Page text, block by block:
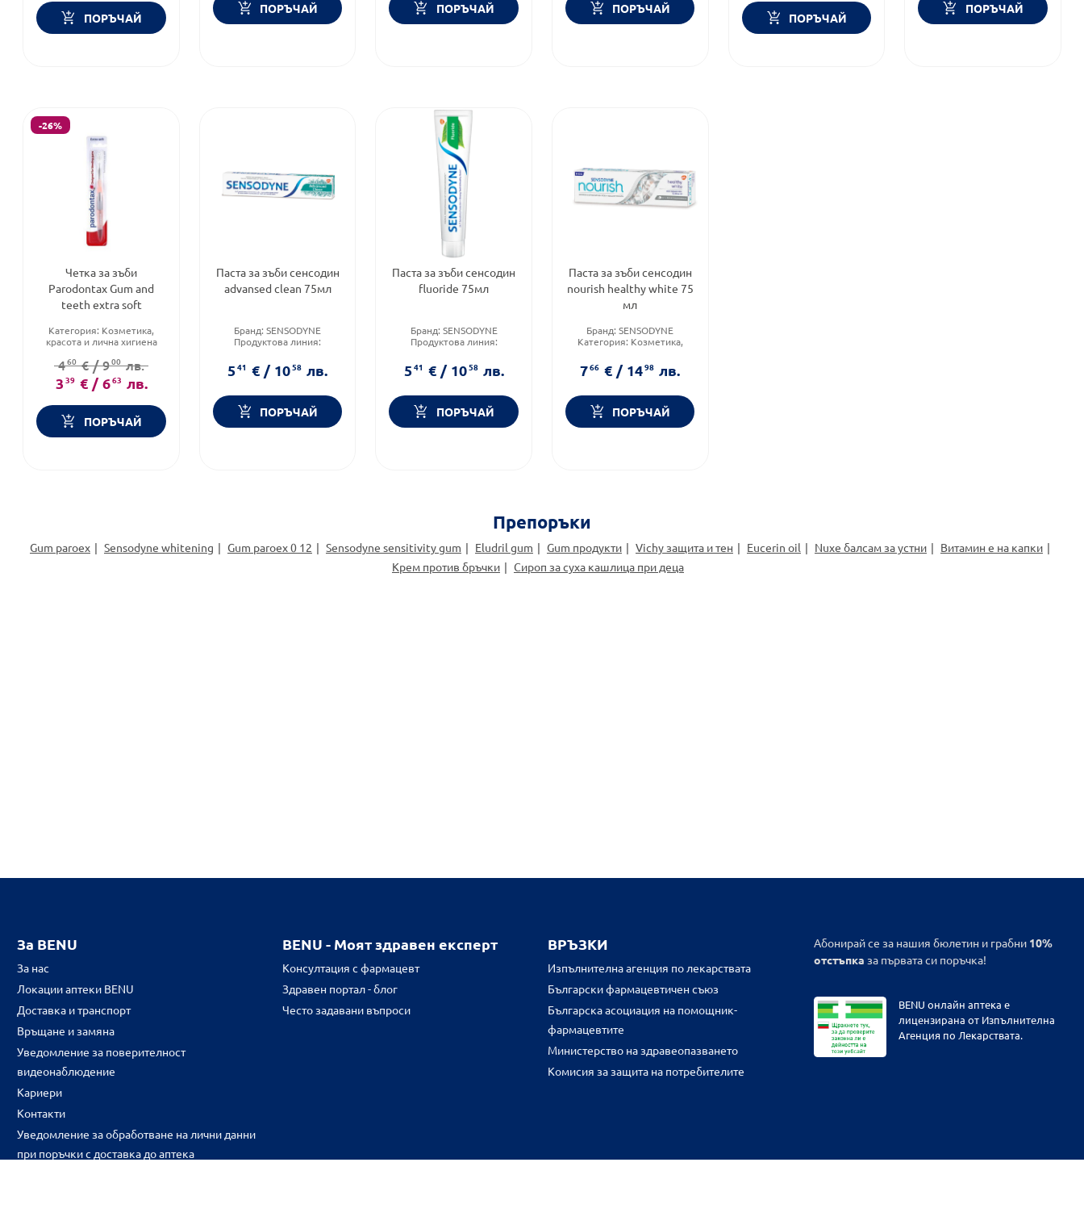
ПОРЪЧАЙ
ПОРЪЧАЙ ПОРЪЧАЙ ПОРЪЧАЙ
ПОРЪЧАЙ
ПОРЪЧАЙ
-26%
Четка за зъби
Parodontax Gum and
teeth extra soft
Категория: Козметика,
красота и лична хигиена
AND TEETH
Форма на продукта:
460€ / 900лв.
339 € / 663 лв.
ПОРЪЧАЙ
Паста за зъби сенсодин
advansed clean 75мл
Бранд:SENSODYNE
Продуктова линия:
Форма на продукта:
зъби
541 € / 1058 лв.
ПОРЪЧАЙ
Паста за зъби сенсодин
fluoride 75мл
Бранд: SENSODYNE
Продуктова линия:
Форма на продукта:
541 € / 1058 лв.
ПОРЪЧАЙ
Паста за зъби сенсодин
nourish healthy white 75
мл
Бранд:SENSODYNE
Категория: Козметика,
Форма на продукта:
766 € / 1498 лв.
ПОРЪЧАЙ
Препоръки
Gum paroex Sensodyne whitening Gum paroex 0 12 Sensodyne sensitivity gum Eludril gum Gum продукти Vichy защита и тен Eucerin oil Nuxe балсам за устни
Витамин е на капки
Крем против бръчки
Сироп за суха кашлица при деца
За BENU
За нас
Локации аптеки BENU
Доставка и транспорт
Връщане и замяна
Уведомление за поверителност
видеонаблюдение
Кариери
Контакти
Уведомление за обработване на лични данни
при поръчки с доставка до аптека
BENU - Моят здравен експерт
Консултация с фармацевт
Здравен портал - блог
Често задавани въпроси
ВРЪЗКИ
Изпълнителна агенция по лекарствата
Български фармацевтичен съюз
Българска асоциация на помощник-
фармацевтите
Министерство на здравеопазването
Комисия за защита на потребителите
Абонирай се за нашия бюлетин и грабни 10%
отстъпка за първата си поръчка!
BENU онлайн аптека е
лицензирана от Изпълнителна
Агенция по Лекарствата.